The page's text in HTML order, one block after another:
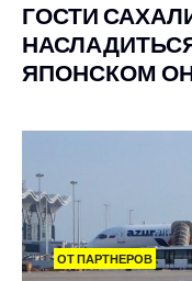
ГОСТИ
ЯПОНСКОМ
ОТ ПАРТНЕРОВ